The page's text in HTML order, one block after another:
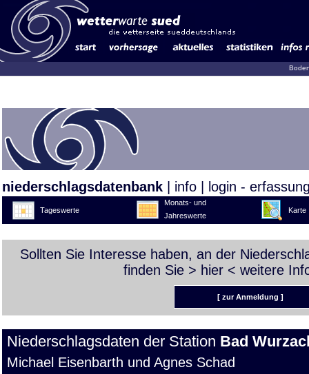
niederschlagsdatenbank info login -
Tageswerte
Monats- und
Jahreswerte
Karte
Sollten Sie Interesse haben, an der
finden Sie > hier < weitere
[ zur Anmeldung ]
Niederschlagsdaten der Station Bad
Michael Eisenbarth und Agnes Schad